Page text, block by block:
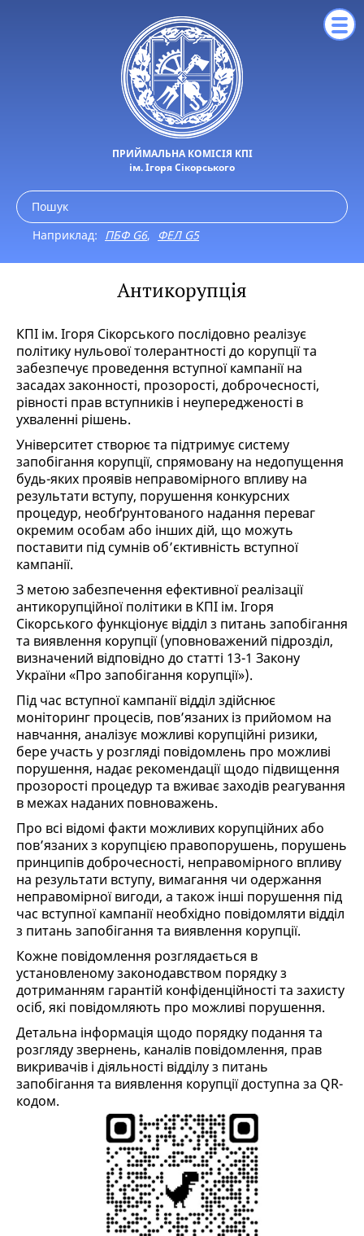
ПРИЙМАЛЬНА КОМІСІЯ КПІ
ім. Ігоря Сікорського
Наприклад: ПБФ G6, ФЕЛ G5
Антикорупція
КПІ ім. Ігоря Сікорського послідовно реалізує
політику нульової толерантності до корупції та
забезпечує проведення вступної кампанії на
засадах законності, прозорості, доброчесності,
рівності прав вступників і неупередженості в
ухваленні рішень.
Університет створює та підтримує систему
запобігання корупції, спрямовану на недопущення
будь-яких проявів неправомірного впливу на
результати вступу, порушення конкурсних
процедур, необґрунтованого надання переваг
окремим особам або інших дій, що можуть
поставити під сумнів об’єктивність вступної
кампанії.
З метою забезпечення ефективної реалізації
антикорупційної політики в КПІ ім. Ігоря
Сікорського функціонує відділ з питань запобігання
та виявлення корупції (уповноважений підрозділ,
визначений відповідно до статті 13-1 Закону
України «Про запобігання корупції»).
Під час вступної кампанії відділ здійснює
моніторинг процесів, пов’язаних із прийомом на
навчання, аналізує можливі корупційні ризики,
бере участь у розгляді повідомлень про можливі
порушення, надає рекомендації щодо підвищення
прозорості процедур та вживає заходів реагування
в межах наданих повноважень.
Про всі відомі факти можливих корупційних або
пов’язаних з корупцією правопорушень, порушень
принципів доброчесності, неправомірного впливу
на результати вступу, вимагання чи одержання
неправомірної вигоди, а також інші порушення під
час вступної кампанії необхідно повідомляти відділ
з питань запобігання та виявлення корупції.
Кожне повідомлення розглядається в
установленому законодавством порядку з
дотриманням гарантій конфіденційності та захисту
осіб, які повідомляють про можливі порушення.
Детальна інформація щодо порядку подання та
розгляду звернень, каналів повідомлення, прав
викривачів і діяльності відділу з питань
запобігання та виявлення корупції доступна за QR-
кодом.